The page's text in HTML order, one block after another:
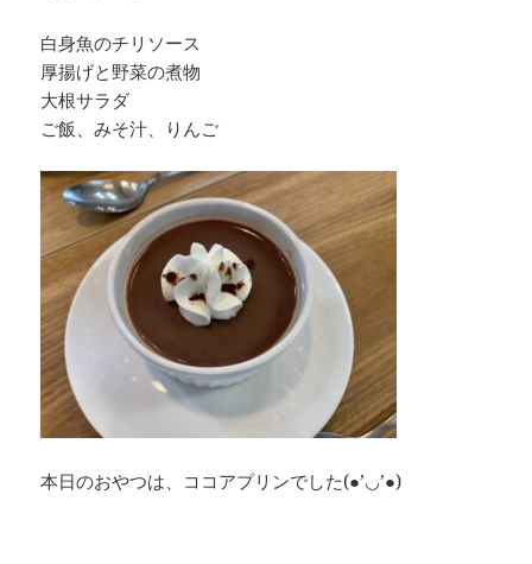
白身魚のチリソース
厚揚げと野菜の煮物
大根サラダ
ご飯、みそ汁、りんご
本日のおやつは、ココアプリンでした(●’◡’●)